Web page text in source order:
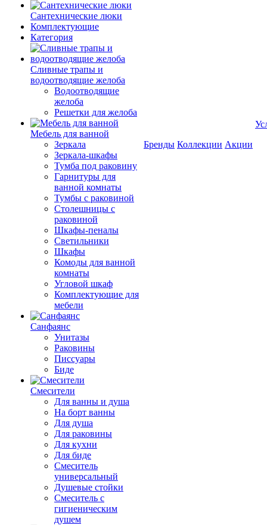
Сантехнические люки
Комплектующие
Категория
Cливные трапы и
водоотводящие желоба
Водоотводящие
желоба
Решетки для желоба
Мебель для ванной
Зеркала
Зеркала-шкафы
Тумба под раковину
Гарнитуры для
ванной комнаты
Тумбы с раковиной
Столешницы с
раковиной
Шкафы-пеналы
Светильники
Шкафы
Комоды для ванной
комнаты
Угловой шкаф
Комплектующие для
мебели
Санфаянс
Унитазы
Раковины
Писсуары
Биде
Смесители
Для ванны и душа
На борт ванны
Для душа
Для раковины
Для кухни
Для биде
Смеситель
универсальный
Душевые стойки
Смеситель с
гигиеническим
душем
Бренды Коллекции Акции